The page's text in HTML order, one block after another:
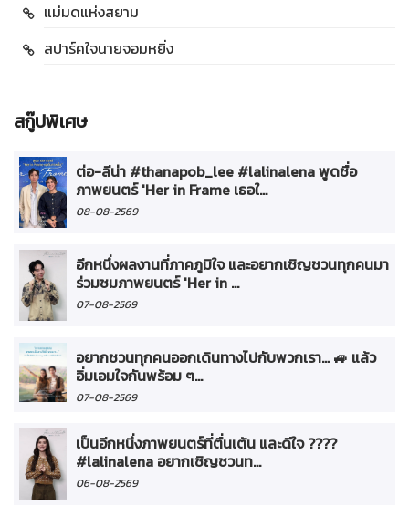
แม่มดแห่งสยาม
สปาร์คใจนายจอมหยิ่ง
สกู๊ปพิเศษ
ต่อ-ลีน่า #thanapob_lee #lalinalena พูดชื่อ
ภาพยนตร์ 'Her in Frame เธอใ...
08-08-2569
อีกหนึ่งผลงานที่ภาคภูมิใจ และอยากเชิญชวนทุกคนมา
ร่วมชมภาพยนตร์ 'Her in ...
07-08-2569
อยากชวนทุกคนออกเดินทางไปกับพวกเรา... 🚙 แล้ว
อิ่มเอมใจกันพร้อม ๆ...
07-08-2569
เป็นอีกหนึ่งภาพยนตร์ที่ตื่นเต้น และดีใจ ????
#lalinalena อยากเชิญชวนท...
06-08-2569